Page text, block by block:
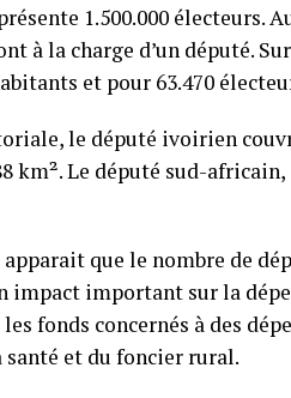
1.500.000 électeurs.
à la charge d’un député.
et pour 63.470
le député ivoirien
km². Le député sud-
que le nombre de
impact important sur la
fonds concernés à des
santé et du foncier rural.